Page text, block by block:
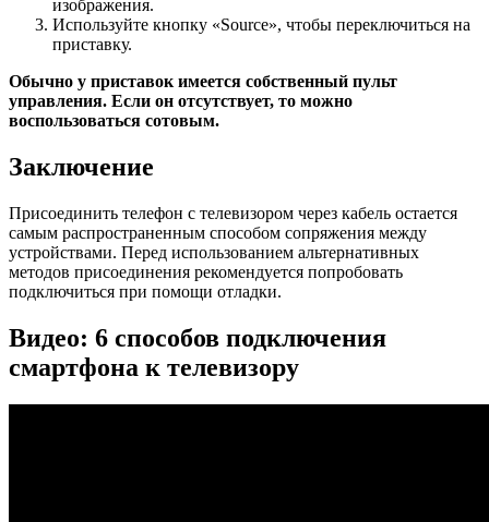
изображения.
Используйте кнопку «Source», чтобы переключиться на
приставку.
Обычно у приставок имеется собственный пульт
управления. Если он отсутствует, то можно
воспользоваться сотовым.
Заключение
Присоединить телефон с телевизором через кабель остается
самым распространенным способом сопряжения между
устройствами. Перед использованием альтернативных
методов присоединения рекомендуется попробовать
подключиться при помощи отладки.
Видео: 6 способов подключения
смартфона к телевизору